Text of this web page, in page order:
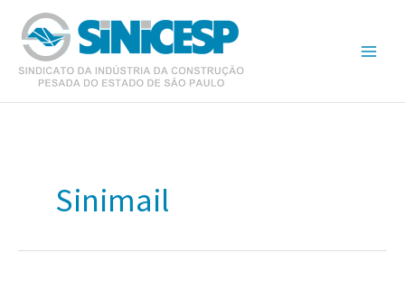
para
conteúdo
Sinimail